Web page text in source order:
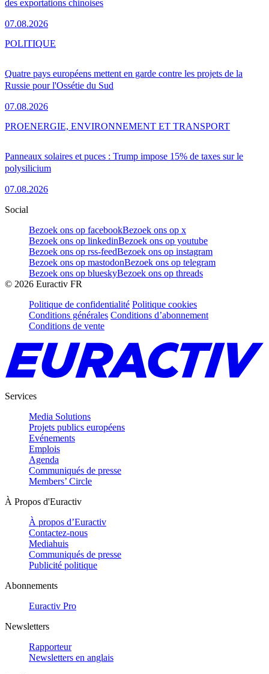
des exportations chinoises
07.08.2026
Quatre pays européens mettent en garde contre les projets de la
Russie pour l'Ossétie du Sud
07.08.2026
POLITIQUE
Panneaux solaires et puces : Trump impose 15% de taxes sur le
polysilicium
07.08.2026
PROENERGIE, ENVIRONNEMENT ET TRANSPORT
Social
Bezoek ons op facebookBezoek ons op x
Bezoek ons op linkedinBezoek ons op youtube
Bezoek ons op rss-feedBezoek ons op instagram
Bezoek ons op mastodonBezoek ons op telegram
Bezoek ons op blueskyBezoek ons op threads
© 2026 Euractiv FR
Politique de confidentialité Politique cookies
Conditions générales Conditions d’abonnement
Conditions de vente
Services
Media Solutions
Projets publics européens
Evénements
Emplois
Agenda
Communiqués de presse
Members’ Circle
À Propos d'Euractiv
À propos d’Euractiv
Contactez-nous
Mediahuis
Communiqués de presse
Publicité politique
Abonnements
Euractiv Pro
Newsletters
Rapporteur
Newsletters en anglais